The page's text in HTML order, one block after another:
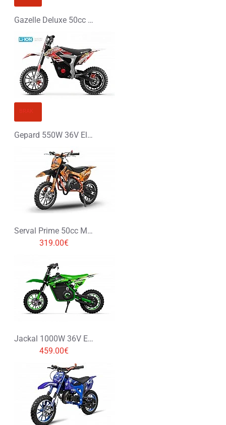
Gazelle Deluxe 50cc Mini Cross
Gepard 550W 36V Elektryczny Mini Cross
Serval Prime 50cc Mini Cross
319.00€
Jackal 1000W 36V Elektryczny Mini Cross
459.00€